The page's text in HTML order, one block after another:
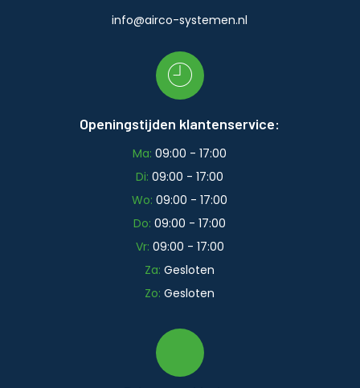
info@airco-systemen.nl
Openingstijden klantenservice:
Ma:09:00 - 17:00
Di:09:00 - 17:00
Wo:09:00 - 17:00
Do:09:00 - 17:00
Vr: 09:00 - 17:00
Za:Gesloten
Zo:Gesloten